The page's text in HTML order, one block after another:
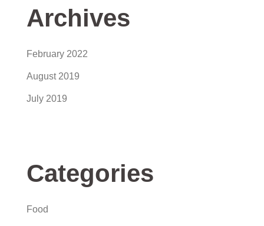
Archives
February 2022
August 2019
July 2019
Categories
Food